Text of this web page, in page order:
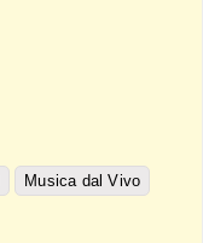
Musica dal Vivo